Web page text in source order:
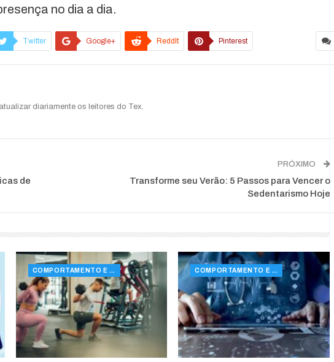
no dia a dia.
Twitter Google+ ReddIt Pinterest
diariamente os leitores do Tex.
de
PRÓXIMO
Transforme seu Verão: 5 Passos para Vencer o
Sedentarismo Hoje
COMPORTAMENTO E SAÚDE COMPORTAMENTO E SAÚDE